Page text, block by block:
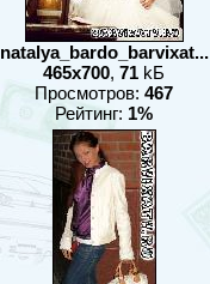
natalya_bardo_barvixat...
465x700, 71 kБ
Просмотров: 467
Рейтинг: 1%